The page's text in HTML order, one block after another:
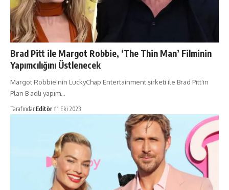
Brad Pitt ile Margot Robbie, ‘The Thin Man’ Filminin
Yapımcılığını Üstlenecek
Margot Robbie'nin LuckyChap Entertainment şirketi ile Brad Pitt'in
Plan B adlı yapım…
TarafındanEditör 11 Eki 2023